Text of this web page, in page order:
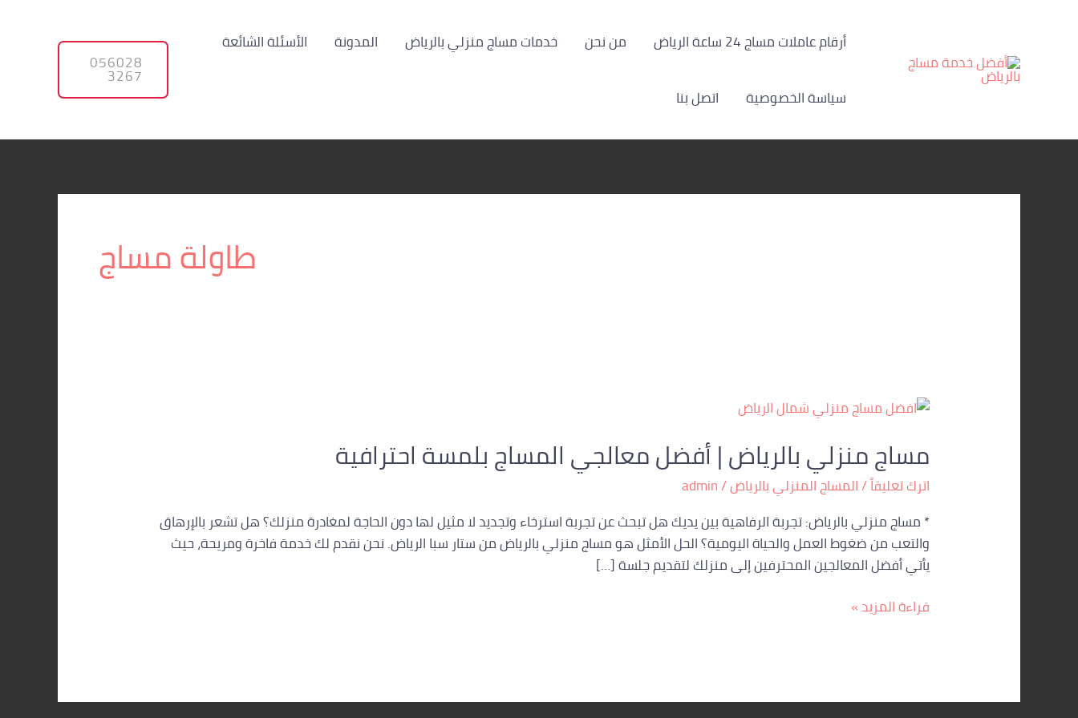
أرقام عاملات مساج 24 ساعة الرياض من نحن خدمات مساج منزلي بالرياض المدونة الأسئلة الشائعة
سياسة الخصوصية اتصل بنا
056028
3267
طاولة مساج
مساج منزلي بالرياض | أفضل معالجي المساج بلمسة احترافية
اترك تعليقاً/المساج المنزلي بالرياض/
admin
* مساج منزلي بالرياض: تجربة الرفاهية بين يديك هل تبحث عن تجربة استرخاء وتجديد لا مثيل لها دون الحاجة لمغادرة منزلك؟ هل تشعر بالإرهاق
والتعب من ضغوط العمل والحياة اليومية؟ الحل الأمثل هو مساج منزلي بالرياض من ستار سبا الرياض. نحن نقدم لك خدمة فاخرة ومريحة، حيث
يأتي أفضل المعالجين المحترفين إلى منزلك لتقديم جلسة […]
مساج
بالرياض
|
أفضل
معالجي
المساج
بلمسة
احترافية
قراءة المزيد »